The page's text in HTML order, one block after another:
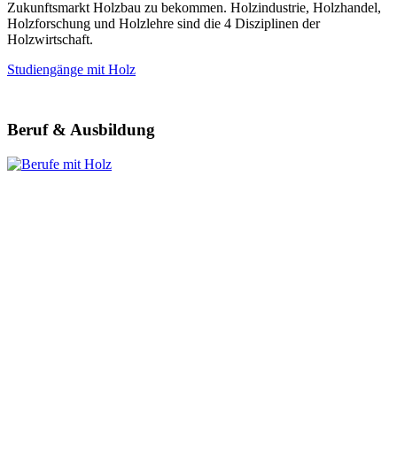
Zukunftsmarkt Holzbau zu bekommen. Holzindustrie, Holzhandel,
Holzforschung und Holzlehre sind die 4 Disziplinen der
Holzwirtschaft.
Studiengänge mit Holz
Beruf & Ausbildung